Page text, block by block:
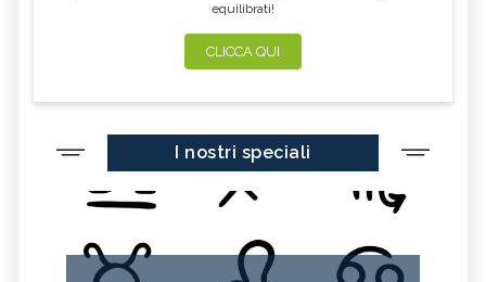
equilibrati!
CLICCA QUI
I nostri speciali